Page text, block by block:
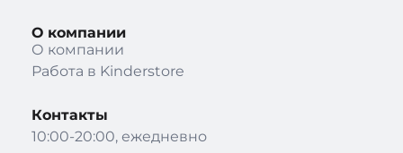
О компании
О компании
Работа в Kinderstore
Контакты
10:00-20:00, ежедневно